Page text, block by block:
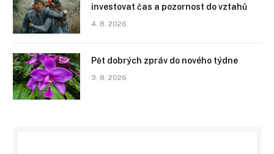
investovat čas a pozornost do vztahů
4. 8. 2026
Pět dobrých zpráv do nového týdne
3. 8. 2026